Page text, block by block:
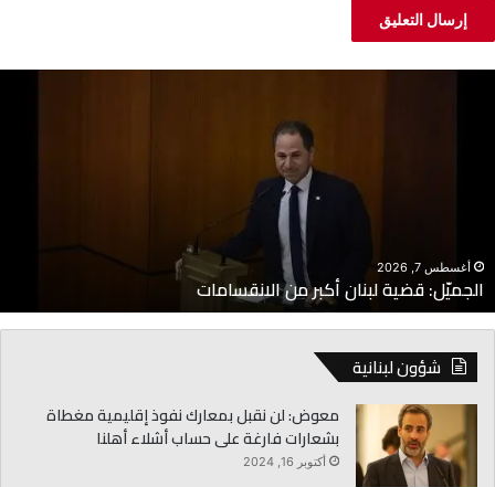
أغسطس 7, 2026
الجميّل: قضية لبنان أكبر من الانقسامات
شؤون لبنانية
معوض: لن نقبل بمعارك نفوذ إقليمية مغطاة
بشعارات فارغة على حساب أشلاء أهلنا
أكتوبر 16, 2024